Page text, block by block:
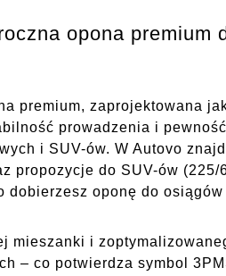
opona premium
premium, zaprojektowana
prowadzenia i
i SUV-ów. W Autovo
propozycje do SUV-ów
dobierzesz oponę do osiągów
mieszanki i
– co potwierdza symbol